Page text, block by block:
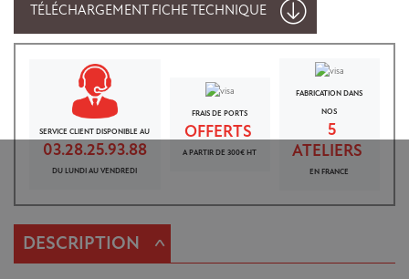
TÉLÉCHARGEMENT FICHE TECHNIQUE
SERVICE CLIENT DISPONIBLE AU
03.28.25.93.88
DU LUNDI AU VENDREDI
FRAIS DE PORTS
OFFERTS
A PARTIR DE 300€ HT
FABRICATION DANS
NOS
5
ATELIERS
EN FRANCE
DESCRIPTION ^